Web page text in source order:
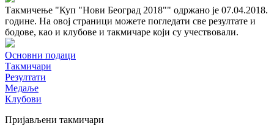
Такмичење "Куп "Нови Београд 2018"" одржано је 07.04.2018.
године. На овој страници можете погледати све резултате и
бодове, као и клубове и такмичаре који су учествовали.
Основни подаци
Такмичари
Резултати
Медаље
Клубови
Пријављени такмичари